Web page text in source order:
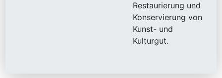
Restaurierung und
Konservierung von
Kunst- und
Kulturgut.